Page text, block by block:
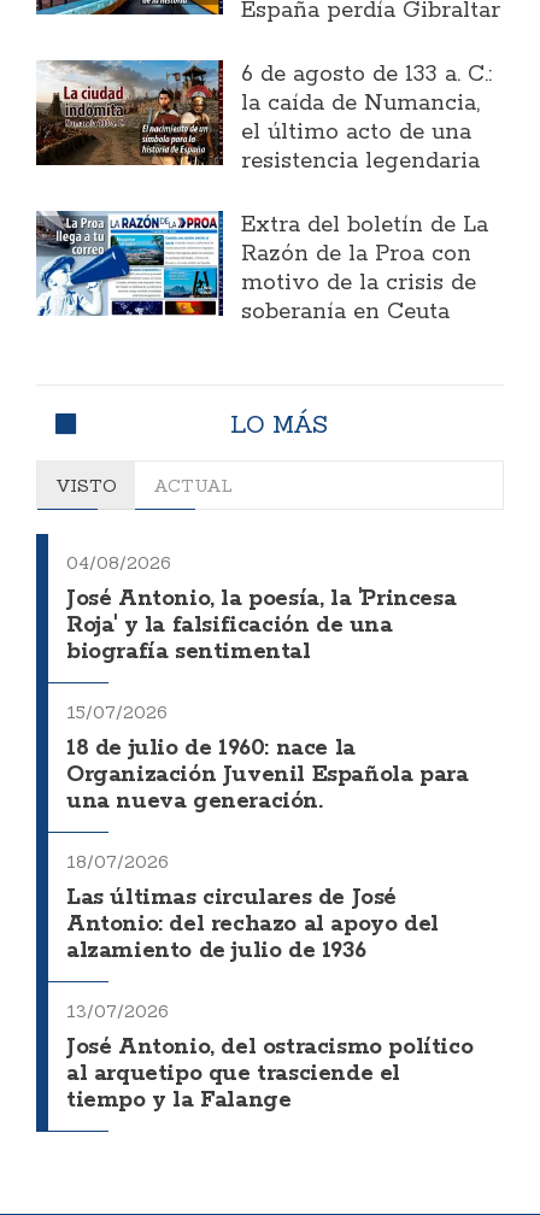
España perdía Gibraltar
6 de agosto de 133 a. C.:
la caída de Numancia,
el último acto de una
resistencia legendaria
Extra del boletín de La
Razón de la Proa con
motivo de la crisis de
soberanía en Ceuta
LO MÁS
VISTO ACTUAL
04/08/2026
José Antonio, la poesía, la 'Princesa
Roja' y la falsificación de una
biografía sentimental
15/07/2026
18 de julio de 1960: nace la
Organización Juvenil Española para
una nueva generación.
18/07/2026
Las últimas circulares de José
Antonio: del rechazo al apoyo del
alzamiento de julio de 1936
13/07/2026
José Antonio, del ostracismo político
al arquetipo que trasciende el
tiempo y la Falange